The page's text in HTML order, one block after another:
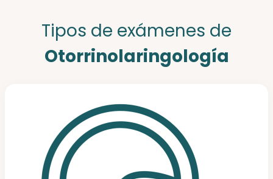
Tipos de exámenes de
Otorrinolaringología